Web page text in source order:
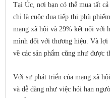
Tại Úc, nơi bạn có thể mua tất
chỉ là cuộc đua tiếp thị phù
mạng xã hội và 29% kết nối với
mình đối với thương hiệu. Và lợi
về các sản phẩm cũng như được
Với sự phát triển của mạng xã
và dễ dàng như việc hỏi han